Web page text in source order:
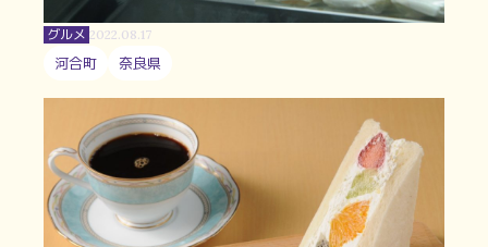
グルメ 2022.08.17
河合町 奈良県